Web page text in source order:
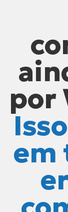
por
em